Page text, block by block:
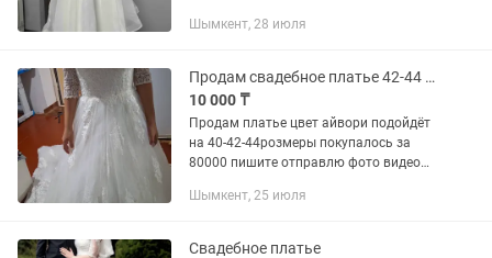
поэтому выглядит дорого, элегантно и
Шымкент, 28 июля
Продам свадебное платье 42-44 розмер
10 000 ₸
Продам платье цвет айвори подойдёт
на 40-42-44розмеры покупалось за
80000 пишите отправлю фото видео
новый чехолымен бағасын келісеміз
Шымкент, 25 июля
Свадебное платье